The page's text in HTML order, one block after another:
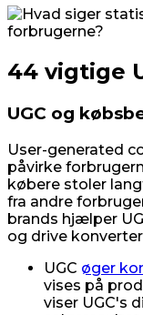
44 vigtige
UGC og
User-generated
påvirke
købere stoler
fra andre
brands hjælper
og drive
UGC øger
vises på
viser UGC's